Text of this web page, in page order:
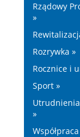
Rządowy
»
Rozrywka »
Rocznice i
Sport »
»